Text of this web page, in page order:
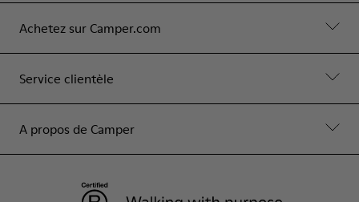
Achetez sur Camper.com
Service clientèle
A propos de Camper